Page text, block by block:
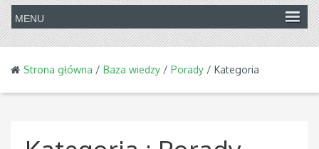
Strona główna / Baza wiedzy / Porady / Kategoria